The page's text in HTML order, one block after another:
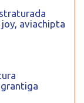
aviachipta
grantiga